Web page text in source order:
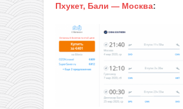
Пхукет, Бали — Москва: